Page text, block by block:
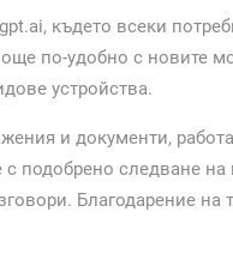
където всеки
по-удобно с новите
устройства.
и документи,
подобрено следване
Благодарение